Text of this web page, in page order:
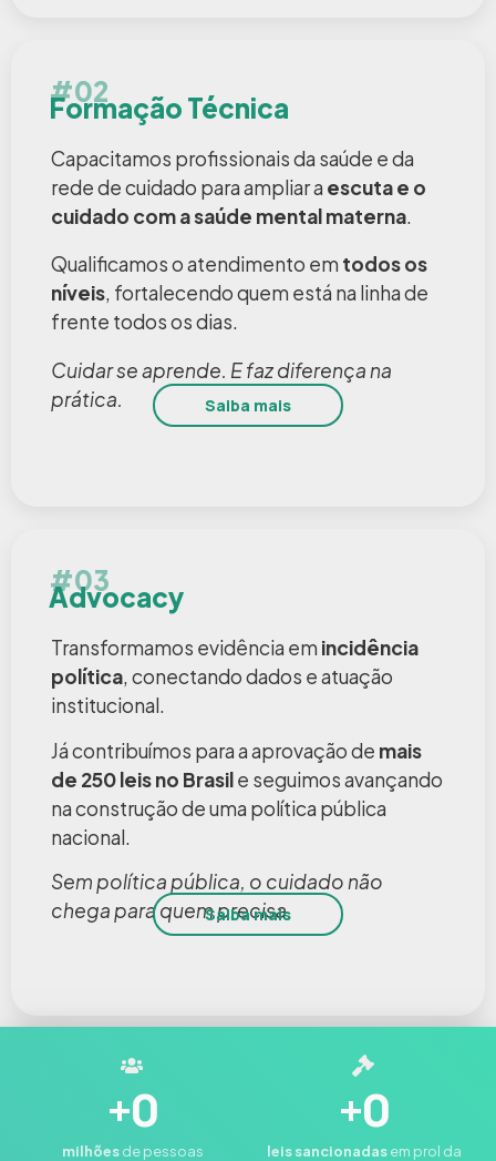
#02
Formação Técnica
Capacitamos profissionais da saúde e da
rede de cuidado para ampliar a escuta e o
cuidado com a saúde mental materna.
Qualificamos o atendimento em todos os
níveis, fortalecendo quem está na linha de
frente todos os dias.
Cuidar se aprende. E faz diferença na
prática.
Saiba mais
#03
Advocacy
Transformamos evidência em incidência
política, conectando dados e atuação
institucional.
Já contribuímos para a aprovação de mais
de 250 leis no Brasile seguimos avançando
na construção de uma política pública
nacional.
Sem política pública, o cuidado não
chega para quem precisa.
Saiba mais
+0
milhõesde pessoas
+0
leissancionadasem prol da